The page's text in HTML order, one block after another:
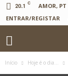
20.1 C AMOR, PT
ENTRAR/REGISTAR
Início Hoje é o dia...